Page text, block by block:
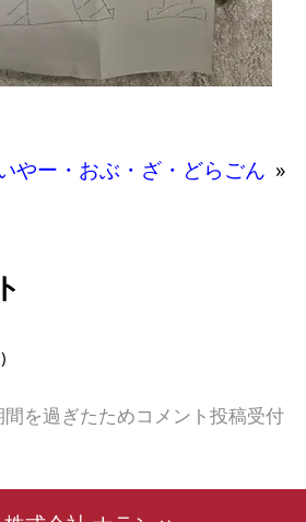
やー・おぶ・ざ・どらごん »
を過ぎたためコメント投稿受付